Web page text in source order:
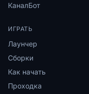
КаналБот
ИГРАТЬ
Лаунчер
Сборки
Как начать
Проходка